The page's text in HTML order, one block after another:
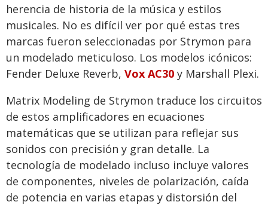
herencia de historia de la música y estilos
musicales. No es difícil ver por qué estas tres
marcas fueron seleccionadas por Strymon para
un modelado meticuloso. Los modelos icónicos:
Fender Deluxe Reverb, Vox AC30 y Marshall Plexi.
Matrix Modeling de Strymon traduce los circuitos
de estos amplificadores en ecuaciones
matemáticas que se utilizan para reflejar sus
sonidos con precisión y gran detalle. La
tecnología de modelado incluso incluye valores
de componentes, niveles de polarización, caída
de potencia en varias etapas y distorsión del